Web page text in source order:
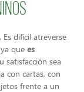
. Es difícil atreverse
que es
satisfacción sea
con cartas, con
frente a un